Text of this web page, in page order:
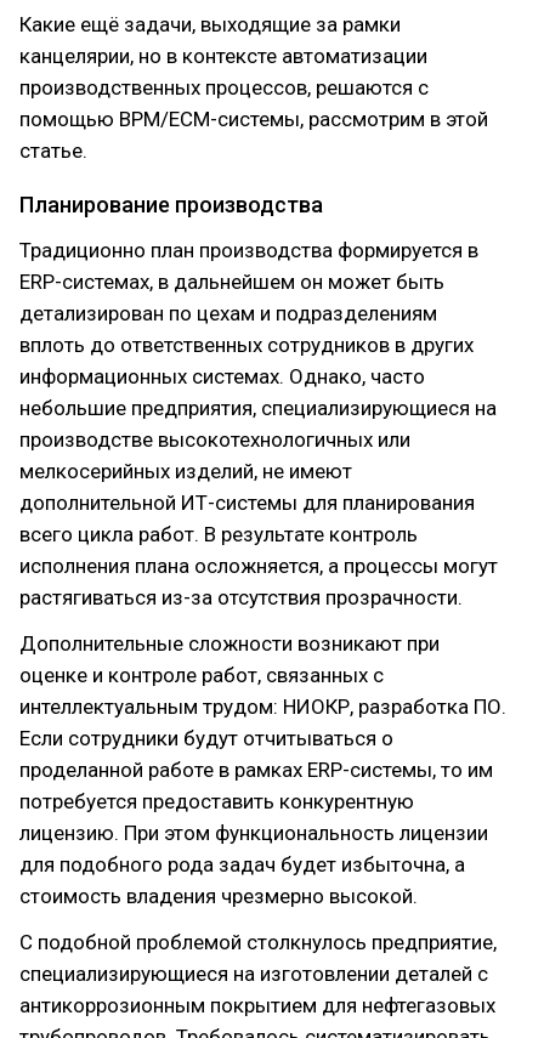
Какие ещё задачи, выходящие за рамки
канцелярии, но в контексте автоматизации
производственных процессов, решаются с
помощью BPM/ECM-системы, рассмотрим в этой
статье.
Планирование производства
Традиционно план производства формируется в
ERP-системах, в дальнейшем он может быть
детализирован по цехам и подразделениям
вплоть до ответственных сотрудников в других
информационных системах. Однако, часто
небольшие предприятия, специализирующиеся на
производстве высокотехнологичных или
мелкосерийных изделий, не имеют
дополнительной ИТ-системы для планирования
всего цикла работ. В результате контроль
исполнения плана осложняется, а процессы могут
растягиваться из-за отсутствия прозрачности.
Дополнительные сложности возникают при
оценке и контроле работ, связанных с
интеллектуальным трудом: НИОКР, разработка ПО.
Если сотрудники будут отчитываться о
проделанной работе в рамках ERP-системы, то им
потребуется предоставить конкурентную
лицензию. При этом функциональность лицензии
для подобного рода задач будет избыточна, а
стоимость владения чрезмерно высокой.
С подобной проблемой столкнулось предприятие,
специализирующиеся на изготовлении деталей с
антикоррозионным покрытием для нефтегазовых